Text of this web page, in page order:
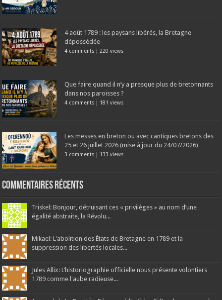
4 août 1789 : les paysans libérés, la Bretagne
dépossédée
4 comments | 220 views
Que faire quand il n’y a presque plus de bretonnants
dans nos paroisses ?
4 comments | 181 views
Les messes en breton ou avec cantiques bretons des
25 et 26 juillet 2026 (mise à jour du 24/07/2026)
3 comments | 133 views
Commentaires récents
Triskel: Bonjour, détruisant ces « privilèges » au nom d’une
égalité abstraite, la Révolu...
Mikael: L'abolition des États de Bretagne en 1789 et la
suppression des libertés locales...
Jules Allix: L’historiographie officielle nous présente volontiers
1789 comme l'aube radieuse...